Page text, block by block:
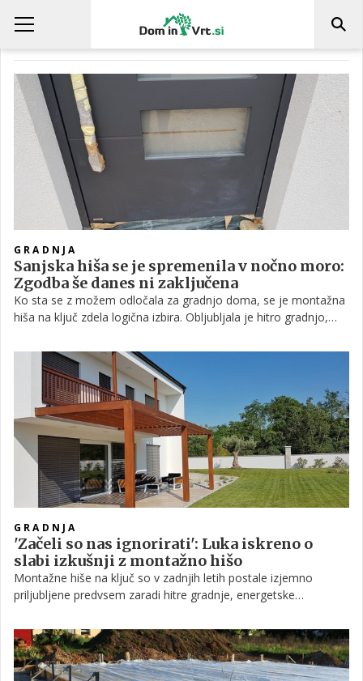
MONTAŽNA HIŠA
GRADNJA
Sanjska hiša se je spremenila v nočno moro:
Zgodba še danes ni zaključena
Ko sta se z možem odločala za gradnjo doma, se je montažna
hiša na ključ zdela logična izbira. Obljubljala je hitro gradnjo,
GRADNJA
'Začeli so nas ignorirati': Luka iskreno o
slabi izkušnji z montažno hišo
Montažne hiše na ključ so v zadnjih letih postale izjemno
priljubljene predvsem zaradi hitre gradnje, energetske
A praksa ni vedno tako brezskrbna, kot obljubljajo oglasi.